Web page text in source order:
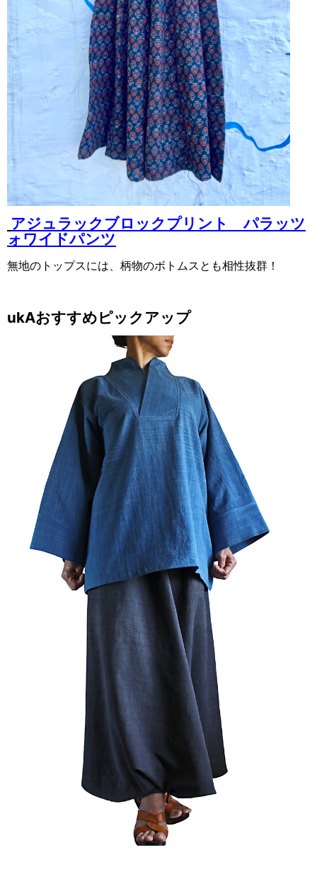
アジュラックブロックプリント パラッツ
ォワイドパンツ
無地のトップスには、柄物のボトムスとも相性抜群！
ukAおすすめピックアップ